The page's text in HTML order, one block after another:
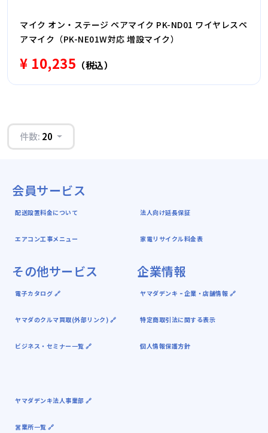
マイク オン・ステージ ペアマイク PK-ND01 ワイヤレスペ
アマイク（PK-NE01W対応 増設マイク）
¥ 10,235 （税込）
件数: 20
会員サービス
配送設置料金について
エアコン工事メニュー
法人向け延長保証
家電リサイクル料金表
その他サービス
電子カタログ 🔗
ヤマダのクルマ買取(外部リンク) 🔗
ビジネス・セミナー一覧 🔗
企業情報
ヤマダデンキ ｰ 企業・店舗情報 🔗
特定商取引法に関する表示
個人情報保護方針
ヤマダデンキ法人事業部 🔗
営業所一覧 🔗